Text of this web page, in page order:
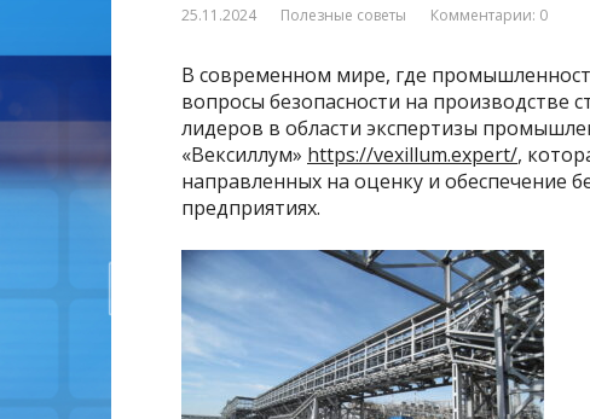
25.11.2024 Полезные советы Комментарии: 0
В современном мире, где
вопросы безопасности на производстве
лидеров в области экспертизы
«Вексиллум» https://vexillum.expert/,
направленных на оценку и обеспечение
предприятиях.